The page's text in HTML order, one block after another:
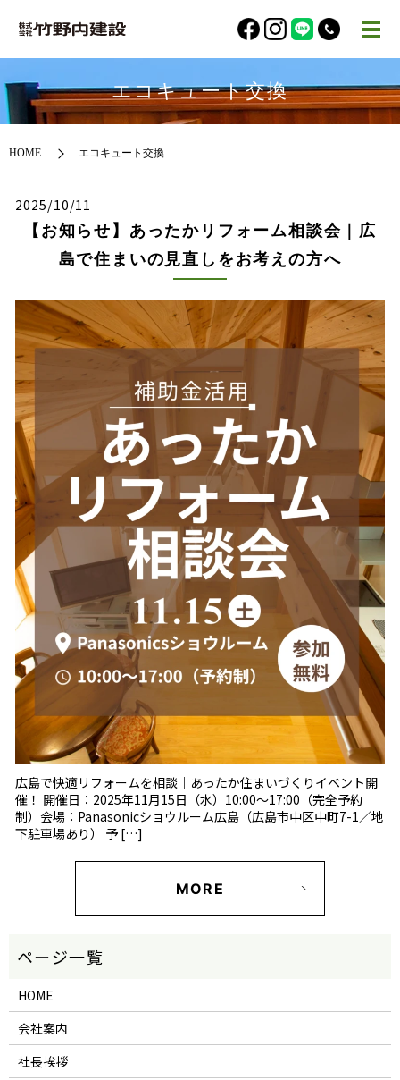
エコキュート交換
HOME エコキュート交換
2025/10/11
【お知らせ】あったかリフォーム相談会｜広
島で住まいの見直しをお考えの方へ
広島で快適リフォームを相談｜あったか住まいづくりイベント開
催！ 開催日：2025年11月15日（水）10:00～17:00（完全予約
制）会場：Panasonicショウルーム広島（広島市中区中町7-1／地
下駐車場あり） 予 […]
MORE
HOME
会社案内
社長挨拶